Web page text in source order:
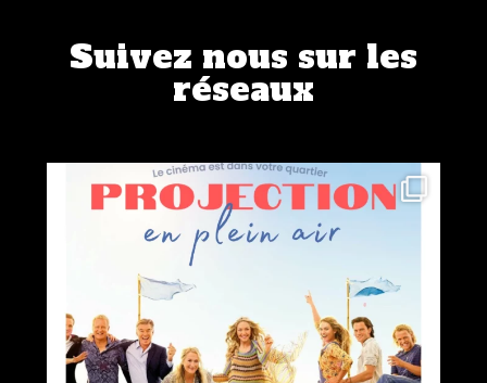
Suivez nous sur les
réseaux